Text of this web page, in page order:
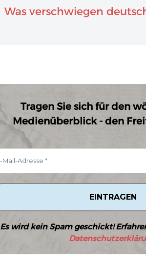
Was verschwiegen
Tragen Sie sich für den
Medienüberblick - den
Es wird kein Spam geschickt!